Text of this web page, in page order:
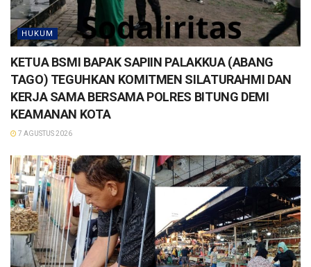
HUKUM
KETUA BSMI BAPAK SAPIIN PALAKKUA (ABANG
TAGO) TEGUHKAN KOMITMEN SILATURAHMI DAN
KERJA SAMA BERSAMA POLRES BITUNG DEMI
KEAMANAN KOTA
7 AGUSTUS 2026